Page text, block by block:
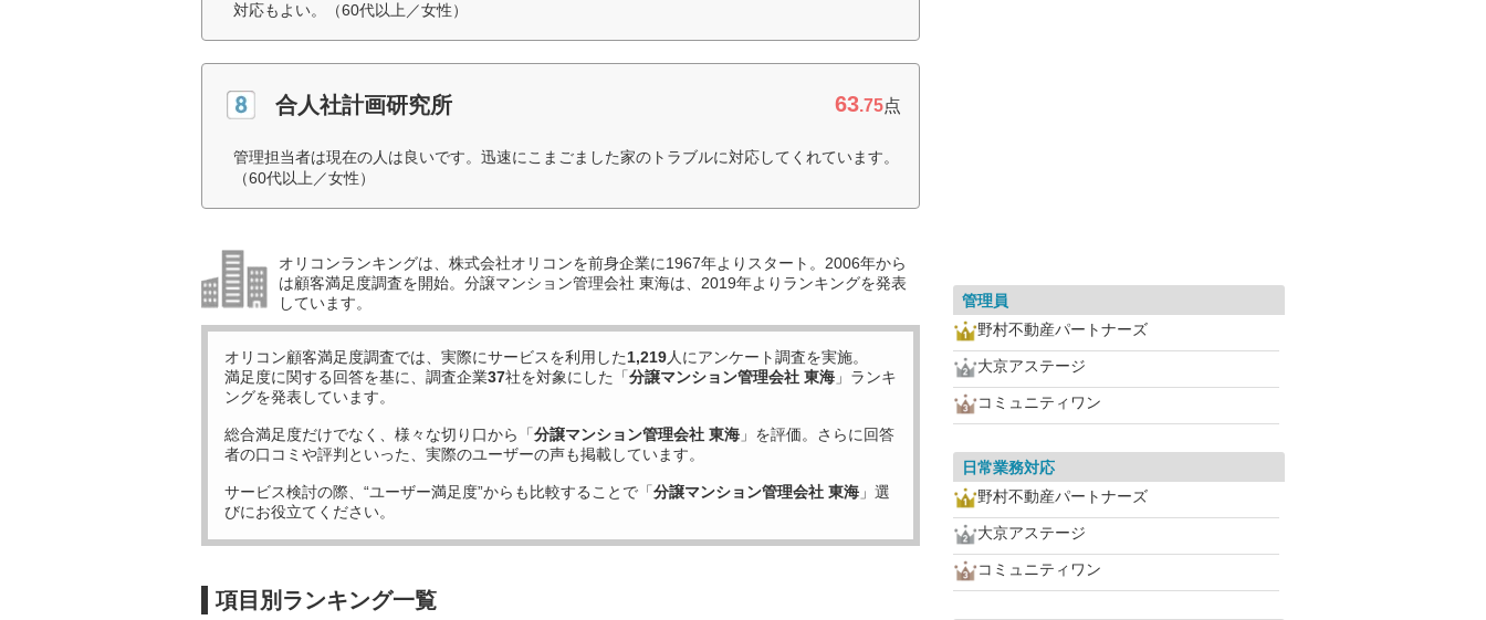
対応もよい。（60代以上／女性）
合人社計画研究所 63.75点
管理担当者は現在の人は良いです。迅速にこまごました家のトラブルに対応してくれています。
（60代以上／女性）
オリコンランキングは、株式会社オリコンを前身企業に1967年よりスタート。2006年から
は顧客満足度調査を開始。分譲マンション管理会社 東海は、2019年よりランキングを発表
しています。
オリコン顧客満足度調査では、実際にサービスを利用した1,219人にアンケート調査を実施。
満足度に関する回答を基に、調査企業37社を対象にした「分譲マンション管理会社 東海 」ランキ
ングを発表しています。
総合満足度だけでなく、様々な切り口から「分譲マンション管理会社 東海 」を評価。さらに回答
者の口コミや評判といった、実際のユーザーの声も掲載しています。
サービス検討の際、“ユーザー満足度”からも比較することで「分譲マンション管理会社 東海 」選
びにお役立てください。
項目別ランキング一覧
管理員
野村不動産パートナーズ
大京アステージ
コミュニティワン
日常業務対応
野村不動産パートナーズ
大京アステージ
コミュニティワン